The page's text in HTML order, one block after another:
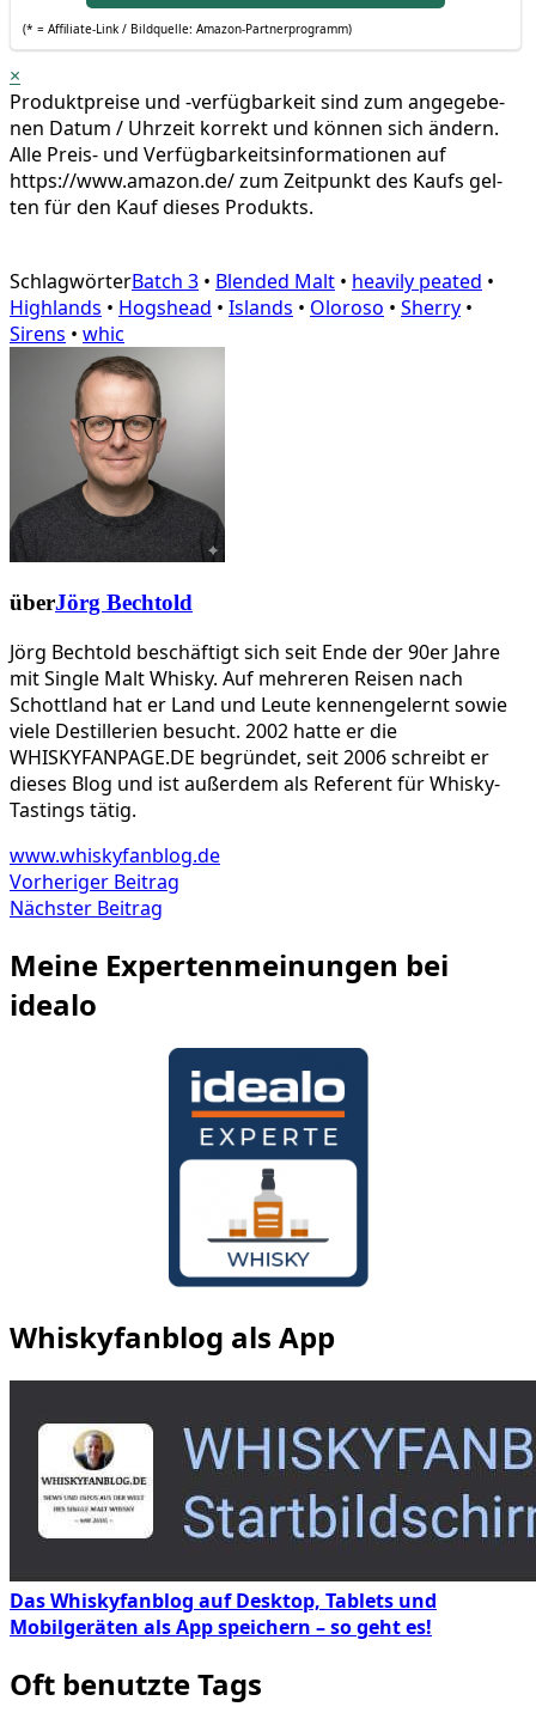
(* = Affi­lia­te-Link / Bild­quel­le: Amazon-Partnerprogramm)
×
Pro­dukt­prei­se und ‑ver­füg­bar­keit sind zum ange­ge­be­
nen Datum / Uhr­zeit kor­rekt und kön­nen sich ändern.
Alle Preis- und Ver­füg­bar­keits­in­for­ma­tio­nen auf
https://www.amazon.de/ zum Zeit­punkt des Kaufs gel­
ten für den Kauf die­ses Produkts.
SchlagwörterBatch 3 • Blended Malt • heavily peated •
Highlands • Hogshead • Islands • Oloroso • Sherry •
Sirens • whic
überJörg Bechtold
Jörg Bechtold beschäftigt sich seit Ende der 90er Jahre
mit Single Malt Whisky. Auf mehreren Reisen nach
Schottland hat er Land und Leute kennengelernt sowie
viele Destillerien besucht. 2002 hatte er die
WHISKYFANPAGE.DE begründet, seit 2006 schreibt er
dieses Blog und ist außerdem als Referent für Whisky-
Tastings tätig.
www.whiskyfanblog.de
Beitragsnavigation
Vorheriger Beitrag
Nächster Beitrag
Meine Expertenmeinungen bei
idealo
Whiskyfanblog als App
Das Whiskyfanblog auf Desktop, Tablets und
Mobilgeräten als App speichern – so geht es!
Oft benutzte Tags